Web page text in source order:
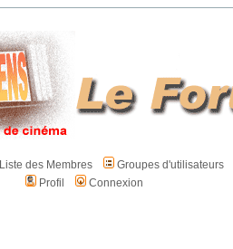
Liste des Membres Groupes d'utilisateurs
Profil
Connexion